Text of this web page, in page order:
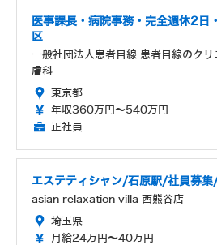
医事課長・病院事務・完全週休2日
区
一般社団法人患者目線 患者目線のク
膚科
東京都
年収360万円～540万円
正社員
エステティシャン/石原駅/社員募
asian relaxation villa 西熊谷店
埼玉県
月給24万円～40万円